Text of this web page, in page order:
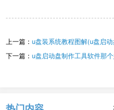
上一篇： u盘装系统教程图解(u盘启
下一篇： u盘启动盘制作工具软件那